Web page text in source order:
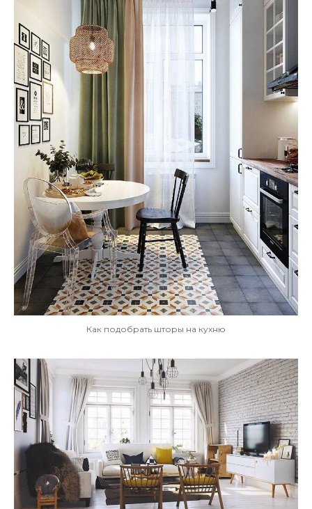
Как подобрать шторы на кухню